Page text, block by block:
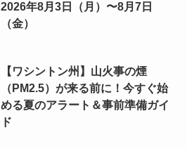
2026年8月3日（月）〜8月7日
（金）
【ワシントン州】山火事の煙
（PM2.5）が来る前に！今すぐ始
める夏のアラート＆事前準備ガイ
ド